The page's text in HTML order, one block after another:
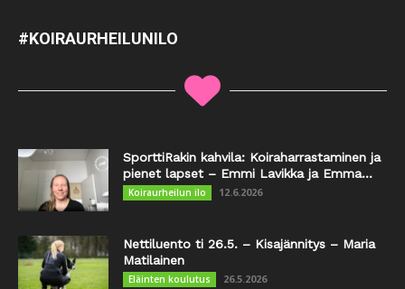
#KOIRAURHEILUNILO
SporttiRakin kahvila: Koiraharrastaminen ja
pienet lapset – Emmi Lavikka ja Emma...
Koiraurheilun ilo 12.6.2026
Nettiluento ti 26.5. – Kisajännitys – Maria
Matilainen
Eläinten koulutus 26.5.2026